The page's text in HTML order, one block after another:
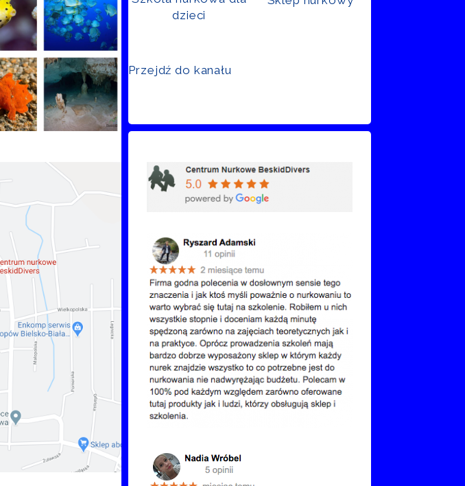
dzieci
Przejdź do kanału